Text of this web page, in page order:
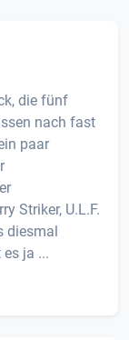
die fünf
nach fast
paar
Striker, U.L.F.
diesmal
ja ...